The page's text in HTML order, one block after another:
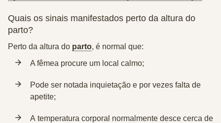
Quais os sinais manifestados perto da altura do
parto?
Perto da altura do parto, é normal que:
A fêmea procure um local calmo;
Pode ser notada inquietação e por vezes falta de
apetite;
A temperatura corporal normalmente desce cerca de